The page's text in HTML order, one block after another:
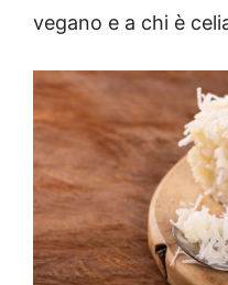
vegano e a chi è